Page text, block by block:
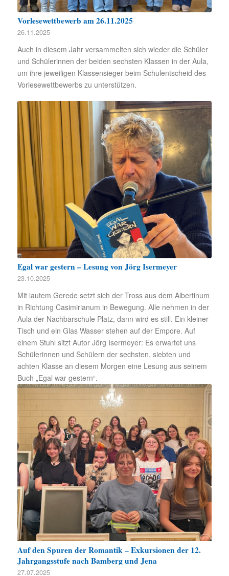
Vorlesewettbewerb am 26.11.2025
26.11.2025
Auch in diesem Jahr versammelten sich wieder die Schüler
und Schülerinnen der beiden sechsten Klassen in der Aula,
um ihre jeweiligen Klassensieger beim Schulentscheid des
Vorlesewettbewerbs zu unterstützen.
Egal war gestern – Lesung von Jörg Isermeyer
23.10.2025
Mit lautem Gerede setzt sich der Tross aus dem Albertinum
in Richtung Casimirianum in Bewegung. Alle nehmen in der
Aula der Nachbarschule Platz, dann wird es still. Ein kleiner
Tisch und ein Glas Wasser stehen auf der Empore. Auf
einem Stuhl sitzt Autor Jörg Isermeyer: Es erwartet uns
Schülerinnen und Schülern der sechsten, siebten und
achten Klasse an diesem Morgen eine Lesung aus seinem
Buch „Egal war gestern“.
Auf den Spuren der Romantik – Exkursionen der 12.
Jahrgangsstufe nach Bamberg und Jena
27.07.2025